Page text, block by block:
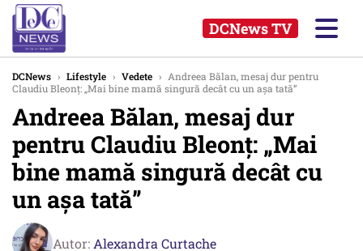
DCNews TV
DCNews › Lifestyle › Vedete › Andreea Bălan, mesaj dur pentru
Claudiu Bleonț: „Mai bine mamă singură decât cu un așa tată”
Andreea Bălan, mesaj dur
pentru Claudiu Bleonț: „Mai
bine mamă singură decât cu
un așa tată”
Autor: Alexandra Curtache